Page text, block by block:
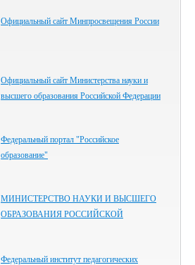
Официальный сайт Минпросвещения России
Официальный сайт Министерства науки и
высшего образования Российской Федерации
Федеральный портал "Российское
образование"
МИНИСТЕРСТВО НАУКИ И ВЫСШЕГО
ОБРАЗОВАНИЯ РОССИЙСКОЙ
Федеральный институт педагогических